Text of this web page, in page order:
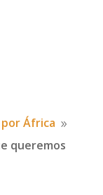
África 9
queremos